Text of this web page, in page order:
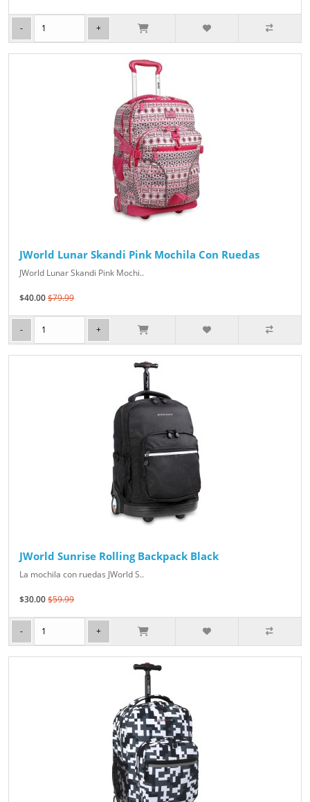
JWorld Lunar Skandi Pink Mochila Con Ruedas
JWorld Lunar Skandi Pink Mochi..
$40.00$79.99
JWorld Sunrise Rolling Backpack Black
La mochila con ruedas JWorld S..
$30.00$59.99